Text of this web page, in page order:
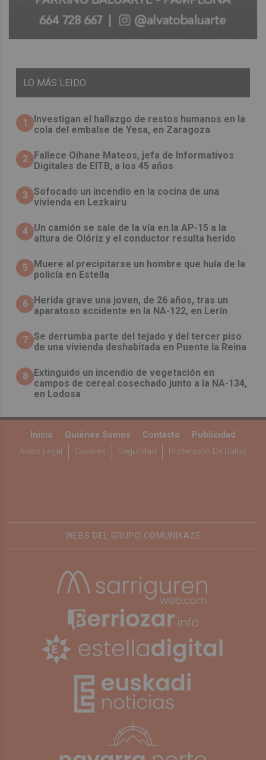
LO MÁS LEIDO
1
Investigan el hallazgo de restos humanos en la
cola del embalse de Yesa, en Zaragoza
2 Fallece Oihane Mateos, jefa de Informativos
Digitales de EITB, a los 45 años
3 Sofocado un incendio en la cocina de una
vivienda en Lezkairu
4 Un camión se sale de la vía en la AP-15 a la
altura de Olóriz y el conductor resulta herido
5
Muere al precipitarse un hombre que huía de la
policía en Estella
6 Herida grave una joven, de 26 años, tras un
aparatoso accidente en la NA-122, en Lerín
7 Se derrumba parte del tejado y del tercer piso
de una vivienda deshabitada en Puente la Reina
8 Extinguido un incendio de vegetación en
campos de cereal cosechado junto a la NA-134,
en Lodosa
Inicio Quiénes Somos Contacto
Publicidad
Aviso Legal
Cookies Seguridad Protección De Datos
WEBS DEL GRUPO COMUNIKAZE